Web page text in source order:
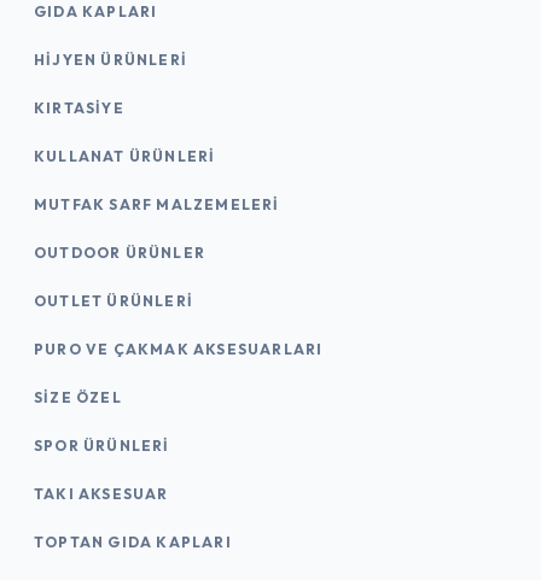
GIDA KAPLARI
HIJYEN ÜRÜNLERI
KIRTASİYE
KULLANAT ÜRÜNLERI
MUTFAK SARF MALZEMELERI
OUTDOOR ÜRÜNLER
OUTLET ÜRÜNLERI
PURO VE ÇAKMAK AKSESUARLARI
SIZE ÖZEL
SPOR ÜRÜNLERI
TAKI AKSESUAR
TOPTAN GIDA KAPLARI